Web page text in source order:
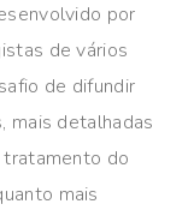
por
de vários
de difundir
mais detalhadas
tratamento do
mais